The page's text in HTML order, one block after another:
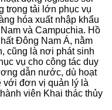
trọng tải lớn phục vụ
hóa xuất nhập khẩu
và Campuchia. Hồ
Đông Nam Á, nằm
cũng là nơi phát sinh
vụ cho công tác duy
dẫn nước, dù hoạt
với đơn vị quản lý là
viên Khai thác thủy